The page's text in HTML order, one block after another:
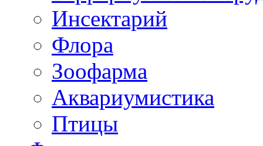
Инсектарий
Флора
Зоофарма
Аквариумистика
Птицы